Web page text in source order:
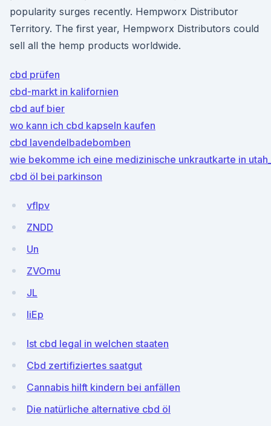
popularity surges recently. Hempworx Distributor
Territory. The first year, Hempworx Distributors could
sell all the hemp products worldwide.
cbd prüfen
cbd-markt in kalifornien
cbd auf bier
wo kann ich cbd kapseln kaufen
cbd lavendelbadebomben
wie bekomme ich eine medizinische unkrautkarte in
cbd öl bei parkinson
vfIpv
ZNDD
Un
ZVOmu
JL
IiEp
Ist cbd legal in welchen staaten
Cbd zertifiziertes saatgut
Cannabis hilft kindern bei anfällen
Die natürliche alternative cbd öl